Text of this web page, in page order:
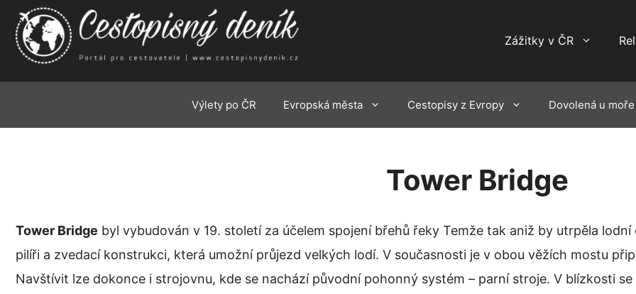
Přeskočit
obsah
Zážitky v ČR
Výlety po ČR Evropská města Cestopisy z Evropy Dovolená u moře
Tower Bridge
Tower Bridge byl vybudován v 19. století za účelem spojení břehů řeky Temže tak aniž by utrpěla
pilíři a zvedací konstrukci, která umožní průjezd velkých lodí. V současnosti je v obou věžích mostu
Navštívit lze dokonce i strojovnu, kde se nachází původní pohonný systém – parní stroje. V blízkosti